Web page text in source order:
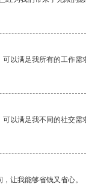
以满足我所有的工作需
以满足我不同的社交需
让我能够省钱又省心。